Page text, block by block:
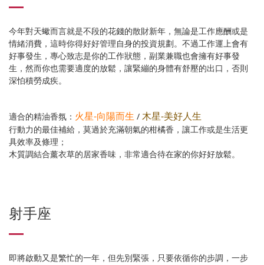
今年對天蠍而言就是不段的花錢的散財新年，無論是工作應酬或是
情緒消費，這時你得好好管理自身的投資規劃。不過工作運上會有
好事發生，專心致志是你的工作狀態，副業兼職也會擁有好事發
生，然而你也需要適度的放鬆，讓緊繃的身體有舒壓的出口，否則
深怕積勞成疾。
適合的精油香氛： 火星-向陽而生 / 木星-美好人生
行動力的最佳補給，莫過於充滿朝氣的柑橘香，讓工作或是生活更
具效率及條理；
木質調結合薰衣草的居家香味，非常適合待在家的你好好放鬆。
射手座
即將啟動又是繁忙的一年，但先別緊張，只要依循你的步調，一步